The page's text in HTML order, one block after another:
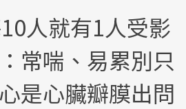
人就有1人受影
常喘、易累別只
是心臟瓣膜出問